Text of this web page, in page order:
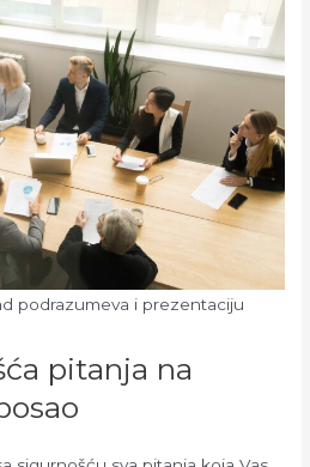
podrazumeva i prezentaciju
pitanja na